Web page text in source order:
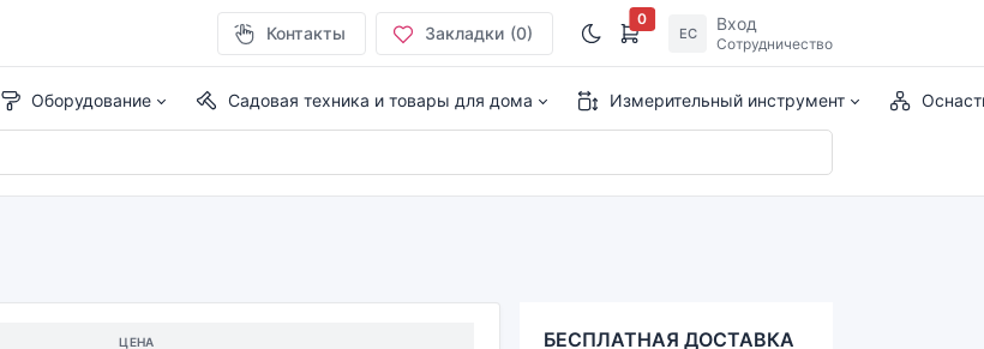
Контакты Закладки (0)
0
ЕС Вход
Сотрудничество
Оборудование Садовая техника и товары для дома Измерительный инструмент
ЦЕНА
БЕСПЛАТНАЯ ДОСТАВКА